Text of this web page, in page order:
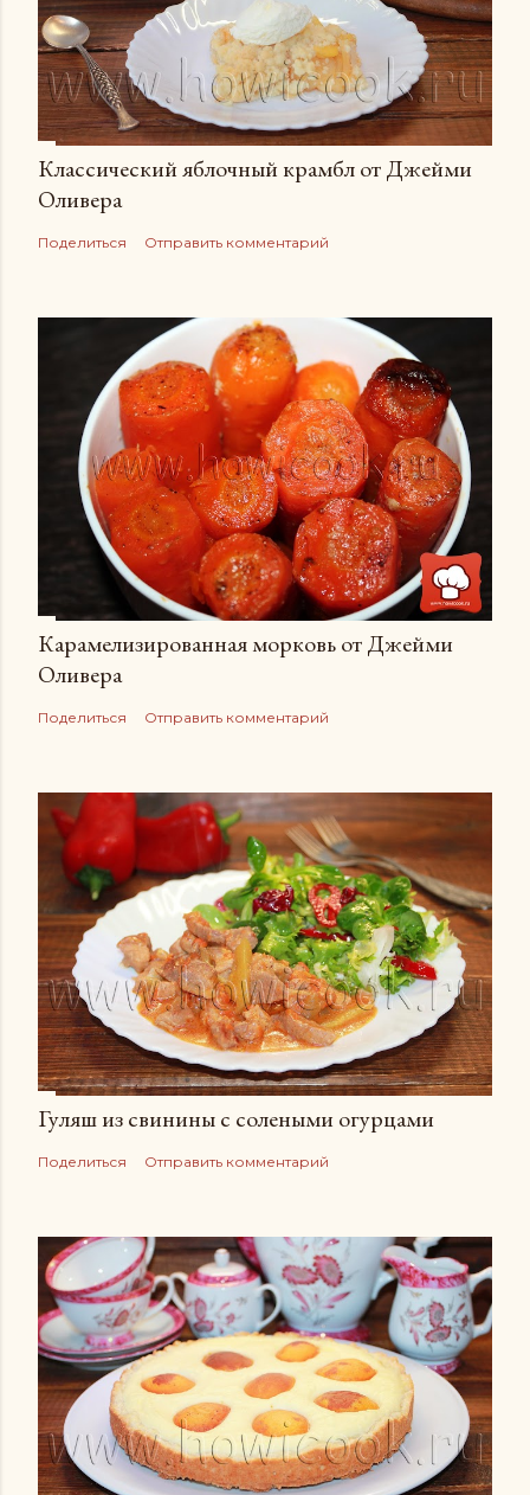
Классический яблочный крамбл от Джейми
Оливера
Поделиться Отправить комментарий
Карамелизированная морковь от Джейми
Оливера
Поделиться Отправить комментарий
Гуляш из свинины с солеными огурцами
Поделиться Отправить комментарий